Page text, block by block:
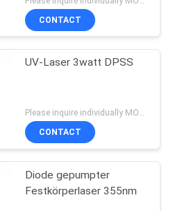
CONTACT
UV-Laser 3watt DPSS
Please inquire individually MOQ:1
CONTACT
Diode gepumpter
Festkörperlaser 355nm